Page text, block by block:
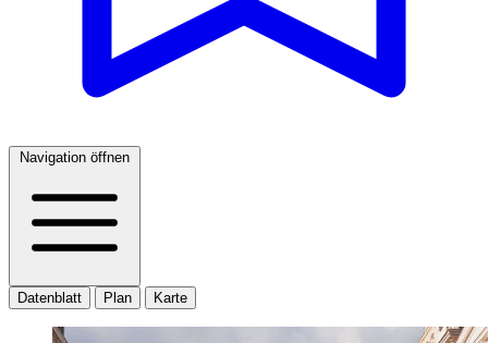
Navigation öffnen
Datenblatt Plan Karte